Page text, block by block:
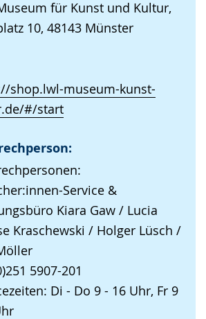
für Kunst und Kultur,
10, 48143 Münster
shop.lwl-museum-kunst-
#/start
Service &
Kiara Gaw / Lucia
Kraschewski / Holger Lüsch /
5907-201
Di - Do 9 - 16 Uhr, Fr 9